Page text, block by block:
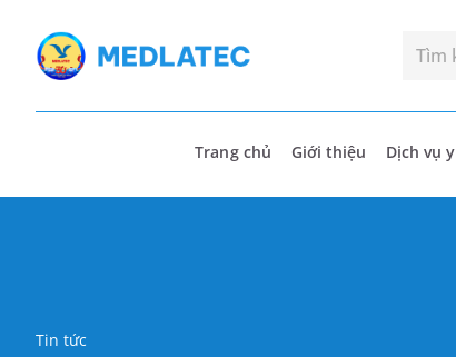
Trang chủ Giới thiệu Dịch vụ
Tin tức